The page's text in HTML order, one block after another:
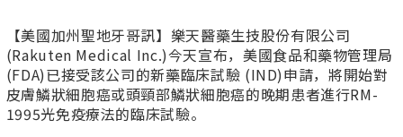
【美國加州聖地牙哥訊】樂天醫藥生技股份有限公司
(Rakuten Medical Inc.)今天宣布，美國食品和藥物管理局
(FDA)已接受該公司的新藥臨床試驗 (IND)申請，將開始對
皮膚鱗狀細胞癌或頭頸部鱗狀細胞癌的晚期患者進行RM-
1995光免疫療法的臨床試驗。